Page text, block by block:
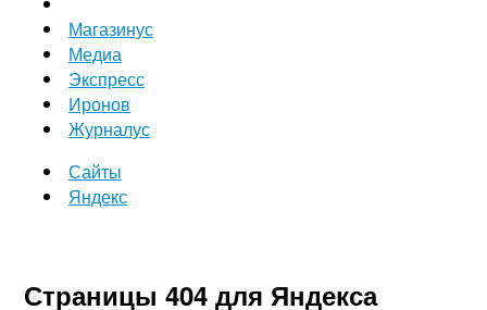
Магазинус
Медиа
Экспресс
Иронов
Журналус
Сайты
Яндекс
Страницы 404 для Яндекса